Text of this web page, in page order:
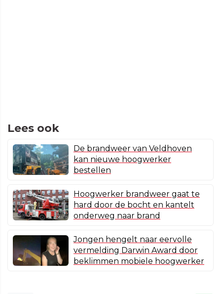
Lees ook
De brandweer van Veldhoven
kan nieuwe hoogwerker
bestellen
Hoogwerker brandweer gaat te
hard door de bocht en kantelt
onderweg naar brand
Jongen hengelt naar eervolle
vermelding Darwin Award door
beklimmen mobiele hoogwerker